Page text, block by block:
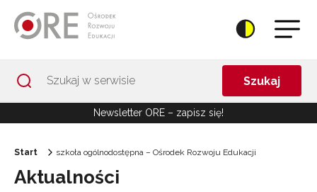
Szukaj
Newsletter ORE – zapisz się!
Start szkoła ogólnodostępna – Ośrodek Rozwoju Edukacji
Aktualności